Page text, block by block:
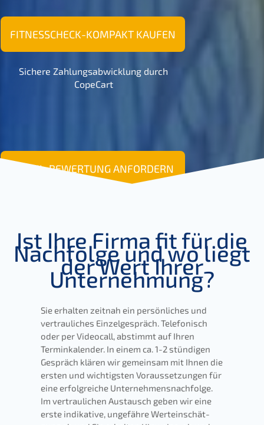
FITNESSCHECK-KOMPAKT KAUFEN
Siche­re Zahlungs­ab­wick­lung durch
CopeCart
DETAIL-BEWERTUNG ANFORDERN
Ist Ihre Firma fit für die
Nachfol­ge und wo liegt
der Wert Ihrer
Unternehmung?
Sie erhal­ten zeitnah ein persön­li­ches und
vertrau­li­ches Einzel­ge­spräch. Telefo­nisch
oder per Video­call, abstimmt auf Ihren
Termin­ka­len­der. In einem ca. 1-2 stündi­gen
Gespräch klären wir gemein­sam mit Ihnen die
ersten und wichtigs­ten Voraus­set­zun­gen für
eine erfolg­rei­che Unternehmens­nachfolge.
Im vertrau­li­chen Austausch geben wir eine
erste indika­ti­ve, ungefäh­re Wertein­schät­